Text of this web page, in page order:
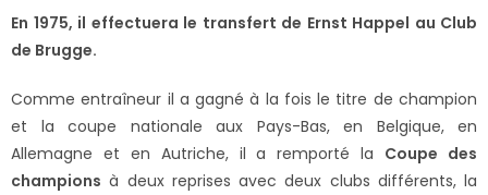
En 1975, il effectuera le transfert de Ernst Happel au Club
de Brugge.
Comme entraîneur il a gagné à la fois le titre de champion
et la coupe nationale aux Pays-Bas, en Belgique, en
Allemagne et en Autriche, il a remporté la Coupe des
champions à deux reprises avec deux clubs différents, la